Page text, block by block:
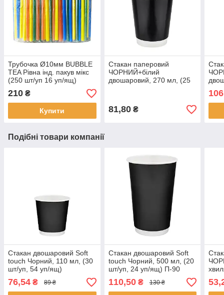
Трубочка Ø10мм BUBBLE
TEA Рівна інд. пакув мікс
(250 шт/уп 16 уп/ящ)
210 ₴
Купити
Стакан паперовий
ЧОРНИЙ+білий
двошаровий, 270 мл, (25
81,80₴
шт/
Подібні товари компанії
Стакан двошаровий Soft
touch Чорний, 110 мл, (30
шт/уп, 54 уп/ящ)
76,54 ₴ 89 ₴
Стакан двошаровий Soft
touch Чорний, 500 мл, (20
шт/уп, 24 уп/ящ) П-90
110,50₴ 130 ₴